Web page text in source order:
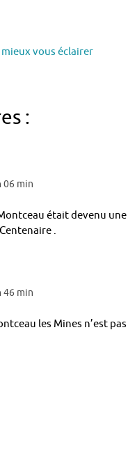
vous éclairer
:
06 min
était devenu
.
46 min
les Mines n’est pas